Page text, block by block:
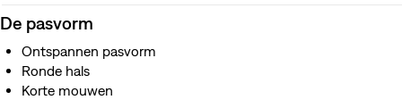
De pasvorm
Ontspannen pasvorm
Ronde hals
Korte mouwen